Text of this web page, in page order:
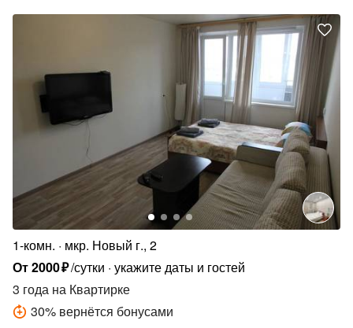
1-комн.
мкр. Новый г., 2
От2000₽/сутки укажите даты и гостей
3 года на Квартирке
30% вернётся бонусами